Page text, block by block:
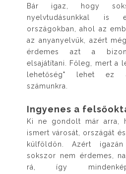
Bár igaz, hogy
nyelvtudásunkkal is
országokban, ahol az
az anyanyelvük, azért
érdemes azt a
elsajátítani. Főleg, mert a
lehetőség" lehet ez
számunkra.
Ingyenes a
Ki ne gondolt már arra,
ismert városát, országát
külföldön. Azért
sokszor nem érdemes,
rá, így